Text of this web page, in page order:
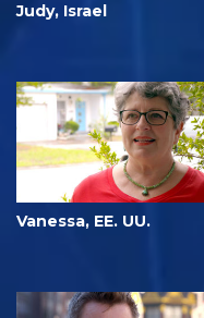
Judy, Israel
Vanessa, EE. UU.